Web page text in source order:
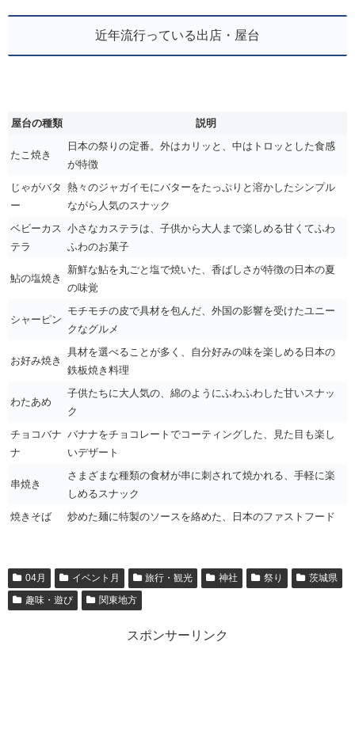
近年流行っている出店・屋台
屋台の種類 説明
たこ焼き
日本の祭りの定番。外はカリッと、中はトロッとした食感
が特徴
じゃがバタ
ー
熱々のジャガイモにバターをたっぷりと溶かしたシンプル
ながら人気のスナック
ベビーカス
テラ
小さなカステラは、子供から大人まで楽しめる甘くてふわ
ふわのお菓子
鮎の塩焼き
新鮮な鮎を丸ごと塩で焼いた、香ばしさが特徴の日本の夏
の味覚
シャーピン
モチモチの皮で具材を包んだ、外国の影響を受けたユニー
クなグルメ
お好み焼き
具材を選べることが多く、自分好みの味を楽しめる日本の
鉄板焼き料理
わたあめ
子供たちに大人気の、綿のようにふわふわした甘いスナッ
ク
チョコバナ
ナ
バナナをチョコレートでコーティングした、見た目も楽し
いデザート
串焼き
さまざまな種類の食材が串に刺されて焼かれる、手軽に楽
しめるスナック
焼きそば
炒めた麺に特製のソースを絡めた、日本のファストフード
04月 イベント月 旅行・観光 神社 祭り
茨城県
趣味・遊び
関東地方
スポンサーリンク